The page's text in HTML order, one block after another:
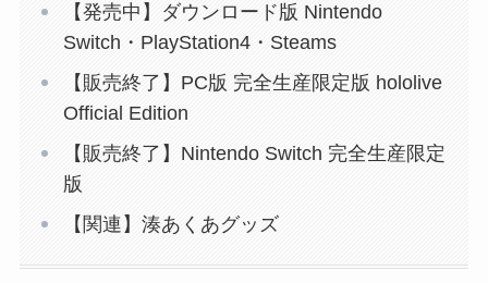
【発売中】ダウンロード版 Nintendo
Switch・PlayStation4・Steams
【販売終了】PC版 完全生産限定版 hololive
Official Edition
【販売終了】Nintendo Switch 完全生産限定
版
【関連】湊あくあグッズ